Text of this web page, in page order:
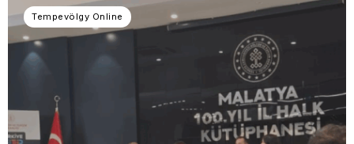
Tempevölgy Online